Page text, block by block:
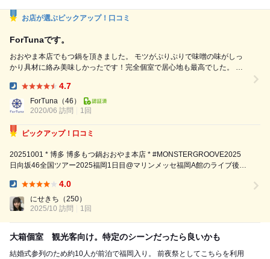
お店が選ぶピックアップ！口コミ
ForTunaです。
おおやま本店でもつ鍋を頂きました。 モツがぷりぷりで味噌の味がしっ
かり具材に絡み美味しかったです！完全個室で居心地も最高でした。 ま
ューあっても良かったかなと個人的には思いました。
4.7
ForTuna （46）
2020/06 訪問
1回
ピックアップ！口コミ
20251001 * 博多 博多もつ鍋おおやま本店 * #MONSTERGROOVE2025
日向坂46全国ツアー2025福岡1日目@マリンメッセ福岡A館のライブ後に
まさんは本場博多のもつ鍋と地元の銘酒を味わえる博多で人気のも...
4.0
にせきち （250）
2025/10 訪問
1回
大箱個室 観光客向け。特定のシーンだったら良いかも
結婚式参列のため約10人が前泊で福岡入り。 前夜祭としてこちらを利用